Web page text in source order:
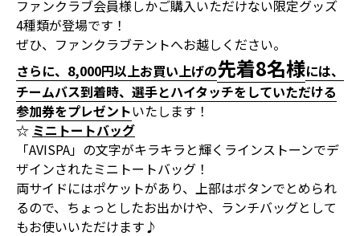
ファンクラブ会員様しかご購入いただけない限定グッズ
4種類が登場です！
ぜひ、ファンクラブテントへお越しください。
さらに、8,000円以上お買い上げの先着8名様には、
チームバス到着時、選手とハイタッチをしていただける
参加券をプレゼントいたします！
☆ ミニトートバッグ
「AVISPA」の文字がキラキラと輝くラインストーンでデ
ザインされたミニトートバッグ！
両サイドにはポケットがあり、上部はボタンでとめられ
るので、ちょっとしたお出かけや、ランチバッグとして
もお使いいただけます♪